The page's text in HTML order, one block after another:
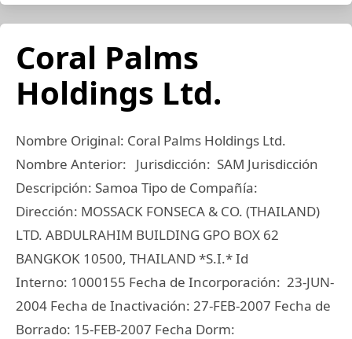
Coral Palms
Holdings Ltd.
Nombre Original: Coral Palms Holdings Ltd.
Nombre Anterior: Jurisdicción: SAM Jurisdicción
Descripción: Samoa Tipo de Compañía:
Dirección: MOSSACK FONSECA & CO. (THAILAND)
LTD. ABDULRAHIM BUILDING GPO BOX 62
BANGKOK 10500, THAILAND *S.I.* Id
Interno: 1000155 Fecha de Incorporación: 23-JUN-
2004 Fecha de Inactivación: 27-FEB-2007 Fecha de
Borrado: 15-FEB-2007 Fecha Dorm: